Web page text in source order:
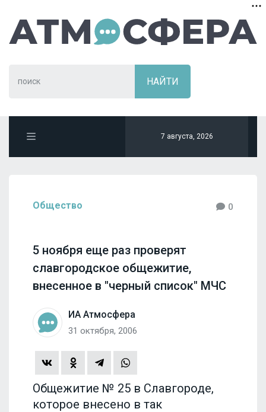
7 августа, 2026
Общество 0
5 ноября еще раз проверят
славгородское общежитие,
внесенное в "черный список" МЧС
ИА Атмосфера
31 октября, 2006
Общежитие № 25 в Славгороде,
которое внесено в так